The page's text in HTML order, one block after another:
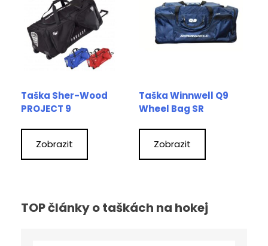
Taška Sher-Wood
PROJECT 9
Zobrazit
Taška Winnwell Q9
Wheel Bag SR
Zobrazit
TOP články o taškách na hokej